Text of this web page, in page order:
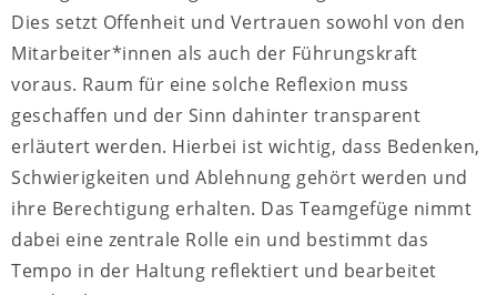
Dies setzt Offenheit und Vertrauen sowohl von den
Mitarbeiter*innen als auch der Führungskraft
voraus. Raum für eine solche Reflexion muss
geschaffen und der Sinn dahinter transparent
erläutert werden. Hierbei ist wichtig, dass Bedenken,
Schwierigkeiten und Ablehnung gehört werden und
ihre Berechtigung erhalten. Das Teamgefüge nimmt
dabei eine zentrale Rolle ein und bestimmt das
Tempo in der Haltung reflektiert und bearbeitet